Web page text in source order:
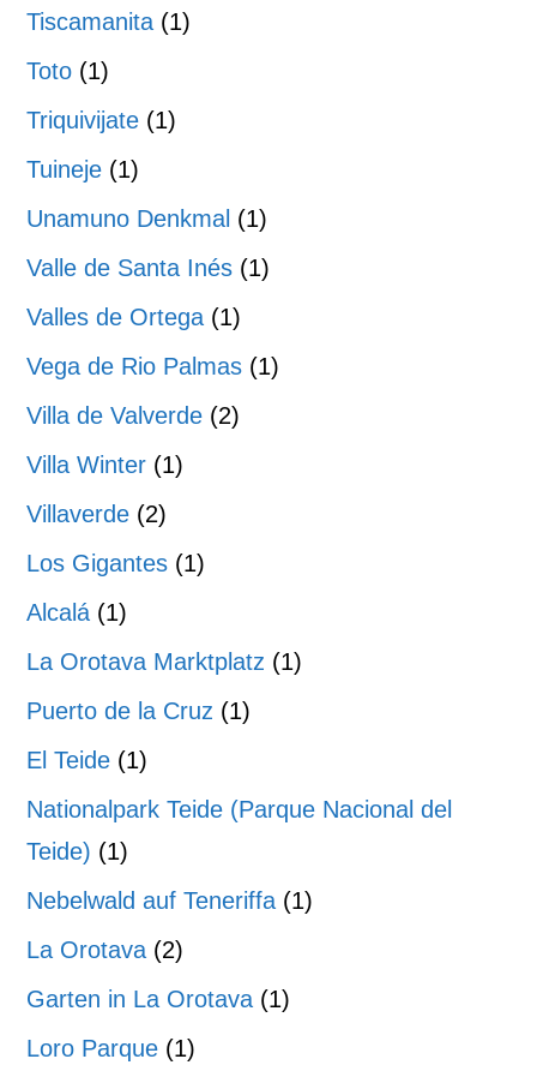
Tiscamanita (1)
Toto (1)
Triquivijate (1)
Tuineje (1)
Unamuno Denkmal (1)
Valle de Santa Inés (1)
Valles de Ortega (1)
Vega de Rio Palmas (1)
Villa de Valverde (2)
Villa Winter (1)
Villaverde (2)
Los Gigantes (1)
Alcalá (1)
La Orotava Marktplatz (1)
Puerto de la Cruz (1)
El Teide (1)
Nationalpark Teide (Parque Nacional del
Teide) (1)
Nebelwald auf Teneriffa (1)
La Orotava (2)
Garten in La Orotava (1)
Loro Parque (1)